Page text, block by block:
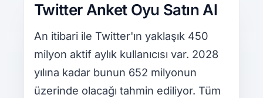
Twitter Anket Oyu Satın Al
An itibari ile Twitter'ın yaklaşık 450
milyon aktif aylık kullanıcısı var. 2028
yılına kadar bunun 652 milyonun
üzerinde olacağı tahmin ediliyor. Tüm